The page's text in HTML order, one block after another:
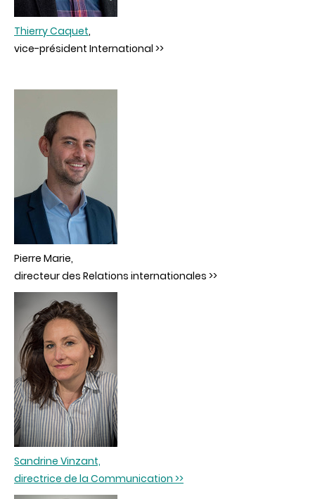
Thierry Caquet,
vice-président International >>
Pierre Marie,
directeur des Relations internationales >>
Sandrine Vinzant,
directrice de la Communication >>